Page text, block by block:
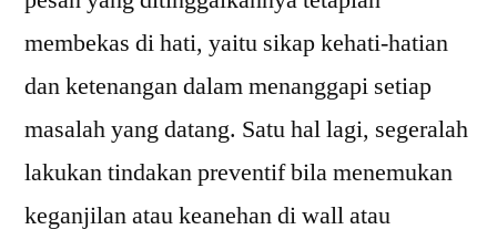
membekas di hati, yaitu sikap kehati-hatian
dan ketenangan dalam menanggapi setiap
masalah yang datang. Satu hal lagi, segeralah
lakukan tindakan preventif bila menemukan
keganjilan atau keanehan di wall atau